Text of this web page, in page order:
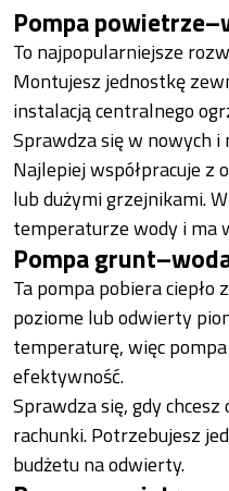
Pompa
To najpopularniejsze
Montujesz jednostkę
instalacją centralnego
Sprawdza się w nowych i
Najlepiej współpracuje z
lub dużymi grzejnikami.
temperaturze wody i ma
Pompa
Ta pompa pobiera
poziome lub odwierty
temperaturę, więc
efektywność.
Sprawdza się, gdy
rachunki. Potrzebujesz
budżetu na odwierty.